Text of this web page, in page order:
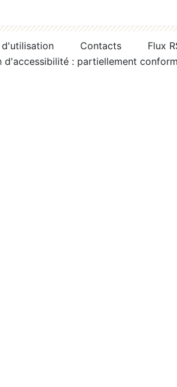
Contacts
Flux
d'accessibilité : partiellement